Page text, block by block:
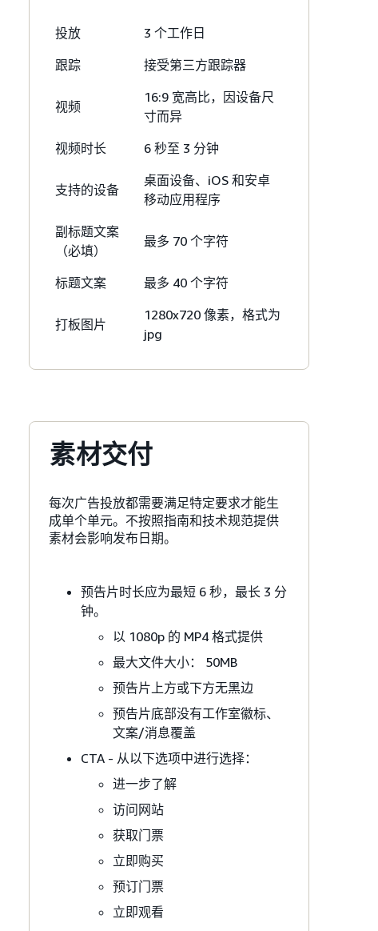
投放
3 个工作日
跟踪
接受第三方跟踪器
视频
16:9 宽高比，因设备尺
寸而异
视频时长
6 秒至 3 分钟
支持的设备
桌面设备、iOS 和安卓
移动应用程序
副标题文案
（必填）
最多 70 个字符
标题文案 最多 40 个字符
打板图片
1280x720 像素，格式为
jpg
素材交付
每次广告投放都需要满足特定要求才能生
成单个单元。不按照指南和技术规范提供
素材会影响发布日期。
预告片时长应为最短 6 秒，最长 3 分
钟。
以 1080p 的 MP4 格式提供
最大文件大小： 50MB
预告片上方或下方无黑边
预告片底部没有工作室徽标、
文案/消息覆盖
CTA - 从以下选项中进行选择：
进一步了解
访问网站
获取门票
立即购买
预订门票
立即观看